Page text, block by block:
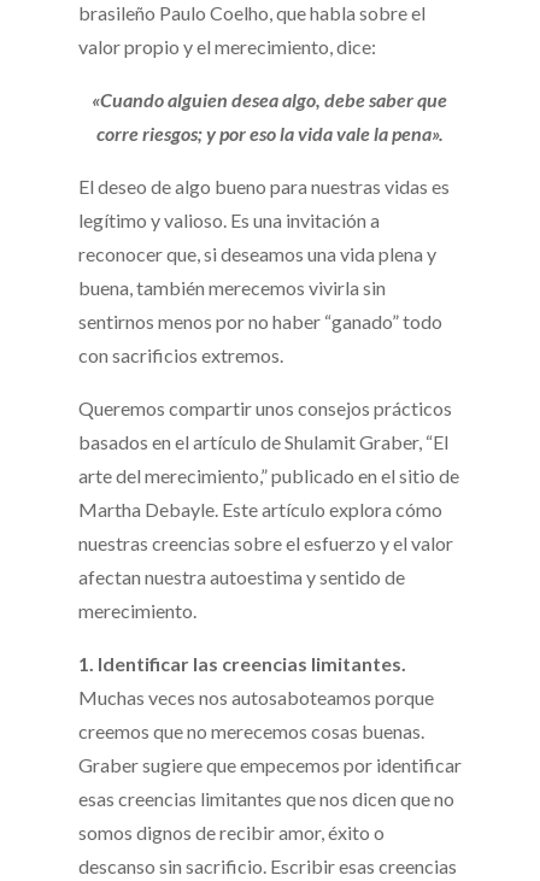
brasileño Paulo Coelho, que habla sobre el
valor propio y el merecimiento, dice:
«Cuando alguien desea algo, debe saber que
corre riesgos; y por eso la vida vale la pena».
El deseo de algo bueno para nuestras vidas es
legítimo y valioso. Es una invitación a
reconocer que, si deseamos una vida plena y
buena, también merecemos vivirla sin
sentirnos menos por no haber “ganado” todo
con sacrificios extremos.
Queremos compartir unos consejos prácticos
basados en el artículo de Shulamit Graber, “El
arte del merecimiento,” publicado en el sitio de
Martha Debayle. Este artículo explora cómo
nuestras creencias sobre el esfuerzo y el valor
afectan nuestra autoestima y sentido de
merecimiento.
1. Identificar las creencias limitantes.
Muchas veces nos autosaboteamos porque
creemos que no merecemos cosas buenas.
Graber sugiere que empecemos por identificar
esas creencias limitantes que nos dicen que no
somos dignos de recibir amor, éxito o
descanso sin sacrificio. Escribir esas creencias